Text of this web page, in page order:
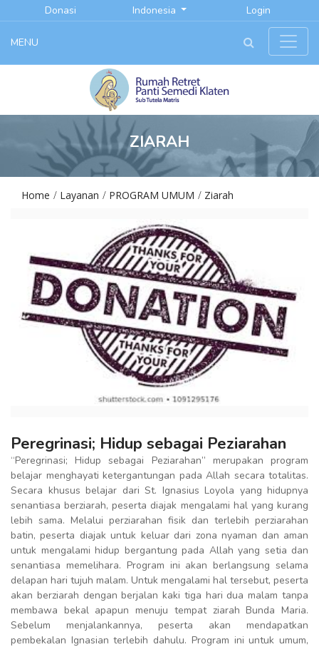
Donasi Indonesia Login
MENU
ZIARAH
Home Layanan PROGRAM UMUM Ziarah
Peregrinasi; Hidup sebagai Peziarahan
“Peregrinasi; Hidup sebagai Peziarahan” merupakan program
belajar menghayati ketergantungan pada Allah secara totalitas.
Secara khusus belajar dari St. Ignasius Loyola yang hidupnya
senantiasa berziarah, peserta diajak mengalami hal yang kurang
lebih sama. Melalui perziarahan fisik dan terlebih perziarahan
batin, peserta diajak untuk keluar dari zona nyaman dan aman
untuk mengalami hidup bergantung pada Allah yang setia dan
senantiasa memelihara. Program ini akan berlangsung selama
delapan hari tujuh malam. Untuk mengalami hal tersebut, peserta
akan berziarah dengan berjalan kaki tiga hari dua malam tanpa
membawa bekal apapun menuju tempat ziarah Bunda Maria.
Sebelum menjalankannya, peserta akan mendapatkan
pembekalan Ignasian terlebih dahulu. Program ini untuk umum,